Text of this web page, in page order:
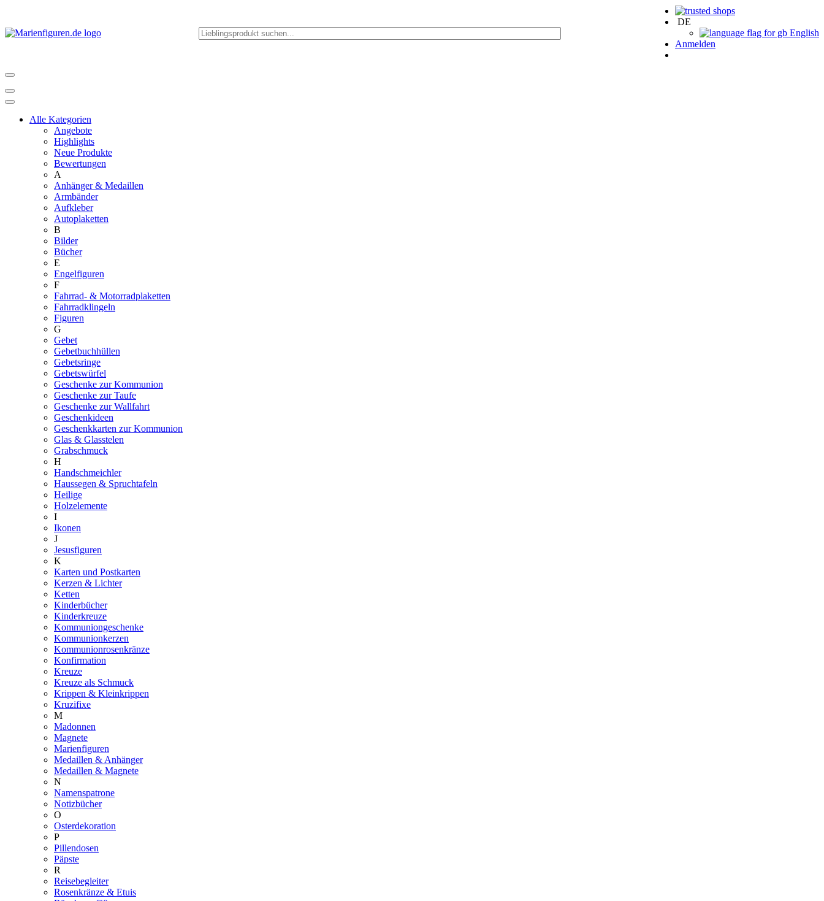
DE
English
Anmelden
Alle Kategorien
Angebote
Highlights
Neue Produkte
Bewertungen
A
Anhänger & Medaillen
Armbänder
Aufkleber
Autoplaketten
B
Bilder
Bücher
E
Engelfiguren
F
Fahrrad- & Motorradplaketten
Fahrradklingeln
Figuren
G
Gebet
Gebetbuchhüllen
Gebetsringe
Gebetswürfel
Geschenke zur Kommunion
Geschenke zur Taufe
Geschenke zur Wallfahrt
Geschenkideen
Geschenkkarten zur Kommunion
Glas & Glasstelen
Grabschmuck
H
Handschmeichler
Haussegen & Spruchtafeln
Heilige
Holzelemente
I
Ikonen
J
Jesusfiguren
K
Karten und Postkarten
Kerzen & Lichter
Ketten
Kinderbücher
Kinderkreuze
Kommuniongeschenke
Kommunionkerzen
Kommunionrosenkränze
Konfirmation
Kreuze
Kreuze als Schmuck
Krippen & Kleinkrippen
Kruzifixe
M
Madonnen
Magnete
Marienfiguren
Medaillen & Anhänger
Medaillen & Magnete
N
Namenspatrone
Notizbücher
O
Osterdekoration
P
Pillendosen
Päpste
R
Reisebegleiter
Rosenkränze & Etuis